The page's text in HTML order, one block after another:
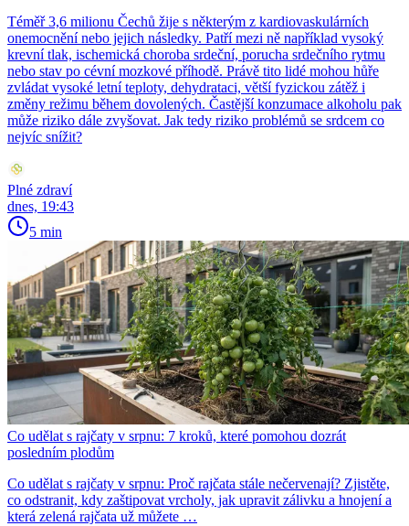
Téměř 3,6 milionu Čechů žije s některým z kardiovaskulárních
onemocnění nebo jejich následky. Patří mezi ně například vysoký
krevní tlak, ischemická choroba srdeční, porucha srdečního rytmu
nebo stav po cévní mozkové příhodě. Právě tito lidé mohou hůře
zvládat vysoké letní teploty, dehydrataci, větší fyzickou zátěž i
změny režimu během dovolených. Častější konzumace alkoholu pak
může riziko dále zvyšovat. Jak tedy riziko problémů se srdcem co
nejvíc snížit?
Plné zdraví
dnes, 19:43
5 min
Co udělat s rajčaty v srpnu: 7 kroků, které pomohou dozrát
posledním plodům
Co udělat s rajčaty v srpnu: Proč rajčata stále nečervenají? Zjistěte,
co odstranit, kdy zaštipovat vrcholy, jak upravit zálivku a hnojení a
která zelená rajčata už můžete …